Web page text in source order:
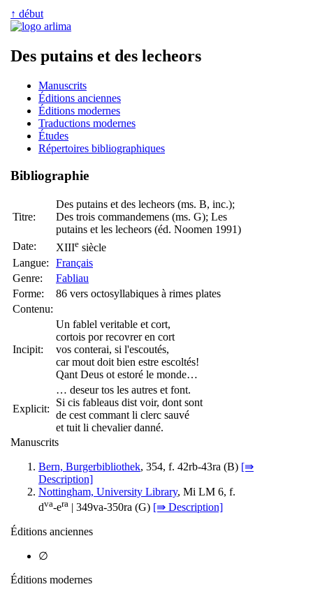
↑ début
Des putains et des lecheors
Manuscrits
Éditions anciennes
Éditions modernes
Traductions modernes
Études
Répertoires bibliographiques
Bibliographie
Titre:
Des putains et des lecheors (ms. B, inc.);
Des trois commandemens (ms. G); Les
putains et les lecheors (éd. Noomen 1991)
Date:
XIIIe siècle
Langue:
Français
Genre:
Fabliau
Forme:
86 vers octosyllabiques à rimes plates
Contenu:
Incipit:
Un fablel veritable et cort,
cortois por recovrer en cort
vos conterai, si l'escoutés,
car mout doit bien estre escoltés!
Qant Deus ot estoré le monde…
Explicit:
… deseur tos les autres et font.
Si cis fableaus dist voir, dont sont
de cest commant li clerc sauvé
et tuit li chevalier danné.
Manuscrits
Bern, Burgerbibliothek, 354, f. 42rb-43ra (B) [⇛
Description]
Nottingham, University Library, Mi LM 6, f.
dva-era | 349va-350ra (G) [⇛ Description]
Éditions anciennes
∅
Éditions modernes